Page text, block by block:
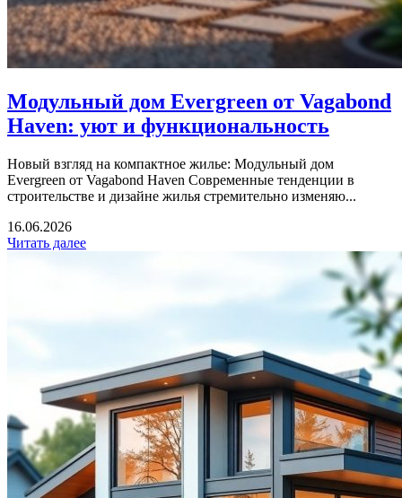
Модульный дом Evergreen от Vagabond
Haven: уют и функциональность
Новый взгляд на компактное жилье: Модульный дом
Evergreen от Vagabond Haven Современные тенденции в
строительстве и дизайне жилья стремительно изменяю...
16.06.2026
Читать далее